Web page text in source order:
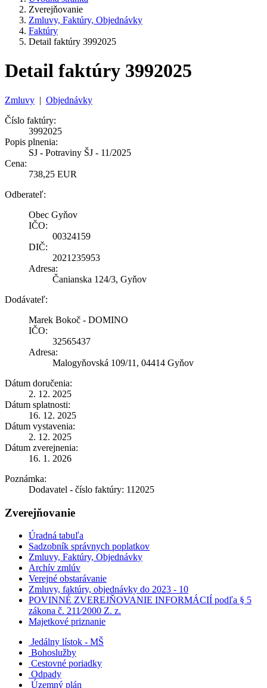
Zverejňovanie
Zmluvy, Faktúry, Objednávky
Faktúry
Detail faktúry 3992025
Detail faktúry 3992025
Zmluvy | Objednávky
Číslo faktúry:
3992025
Popis plnenia:
SJ - Potraviny ŠJ - 11/2025
Cena:
738,25 EUR
Odberateľ:
Obec Gyňov
IČO:
00324159
DIČ:
2021235953
Adresa:
Čanianska 124/3, Gyňov
Dodávateľ:
Marek Bokoč - DOMINO
IČO:
32565437
Adresa:
Malogyňovská 109/11, 04414 Gyňov
Dátum doručenia:
2. 12. 2025
Dátum splatnosti:
16. 12. 2025
Dátum vystavenia:
2. 12. 2025
Dátum zverejnenia:
16. 1. 2026
Poznámka:
Dodavatel - číslo faktúry: 112025
Zverejňovanie
Úradná tabuľa
Sadzobník správnych poplatkov
Zmluvy, Faktúry, Objednávky
Archív zmlúv
Verejné obstarávanie
Zmluvy, faktúry, objednávky do 2023 - 10
POVINNÉ ZVEREJŇOVANIE INFORMÁCIÍ podľa § 5
zákona č. 211⁄2000 Z. z.
Majetkové priznanie
Jedálny lístok - MŠ
Bohoslužby
Cestovné poriadky
Odpady
Územný plán